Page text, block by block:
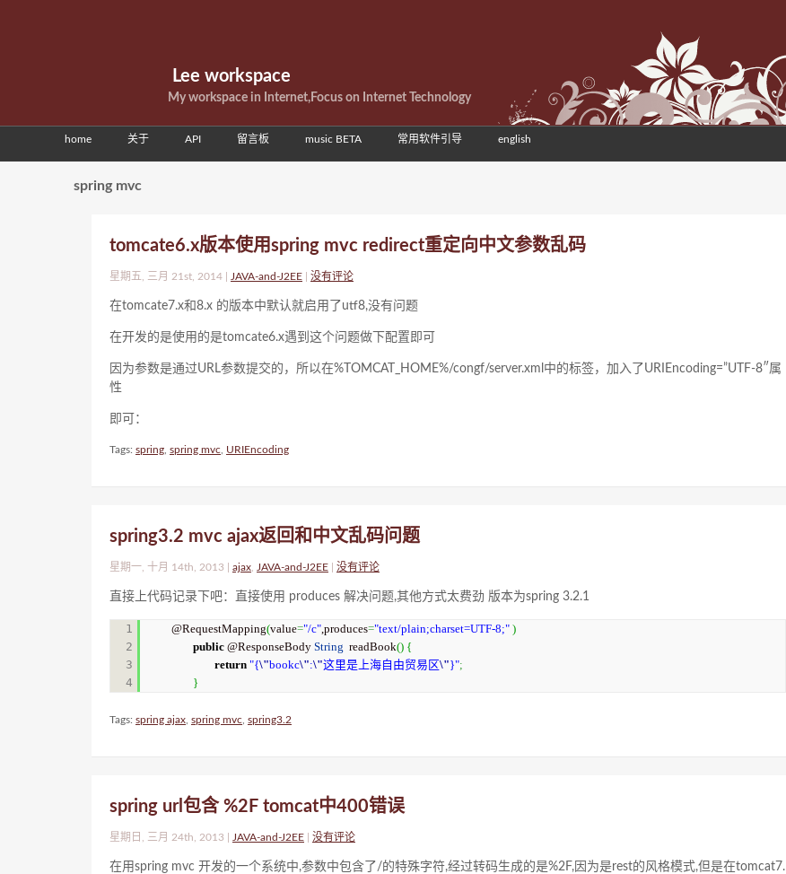
Lee workspace
My workspace in Internet,Focus on Internet Technology
home 关于 API 留言板 music BETA 常用软件引导 english
spring mvc
tomcate6.x版本使用spring mvc redirect重定向中文参数乱码
星期五, 三月 21st, 2014 | JAVA-and-J2EE 没有评论
在tomcate7.x和8.x 的版本中默认就启用了utf8,没有问题
在开发的是使用的是tomcate6.x遇到这个问题做下配置即可
因为参数是通过URL参数提交的，所以在%TOMCAT_HOME%/congf/server.xml中的标签，加入了URIEncoding=”UTF-8″属
性
即可：
Tags: spring spring mvc URIEncoding
spring3.2 mvc ajax返回和中文乱码问题
星期一, 十月 14th, 2013 | ajax JAVA-and-J2EE 没有评论
直接上代码记录下吧：直接使用 produces 解决问题,其他方式太费劲 版本为spring 3.2.1
1
2
3
@RequestMapping(value="/c",produces="text/plain;charset=UTF-8;" )
public @ResponseBody String
  readBook
() {
return "{\"bookc\":\"这里是上海自由贸易区\"}";
}
Tags: spring ajax spring mvc spring3.2
spring url包含 %2F tomcat中400错误
星期日, 三月 24th, 2013 | JAVA-and-J2EE 没有评论
在用spring mvc 开发的一个系统中,参数中包含了/的特殊字符,经过转码生成的是%2F,因为是rest的风格模式,但是在tomcat7.